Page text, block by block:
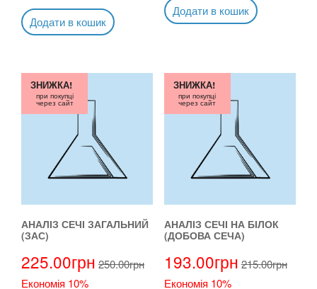
Додати в кошик
Додати в кошик
АНАЛІЗ СЕЧІ ЗАГАЛЬНИЙ
(ЗАС)
225.00грн 250.00грн
Економія 10%
ЗНИЖКА!
при покупці
через сайт
АНАЛІЗ СЕЧІ НА БІЛОК
(ДОБОВА СЕЧА)
193.00грн 215.00грн
Економія 10%
ЗНИЖКА!
при покупці
через сайт